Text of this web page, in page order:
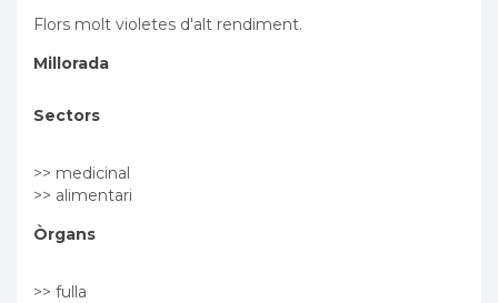
Flors molt violetes d'alt rendiment.
Millorada
Sectors
>> medicinal
>> alimentari
Òrgans
>> fulla